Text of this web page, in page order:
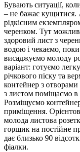
Бувають ситуації,
– не бажає кущитися.
рідкісним
черенком. Тут
здоровий лист з
водою і чекаємо, поки
висаджуємо молоду
варіант: готуємо
річкового піску та
контейнер з
з листом поміщаємо
Розміщуємо
приміщення.
молода листова
горщик на постійне
дає близько 90
фіалки.